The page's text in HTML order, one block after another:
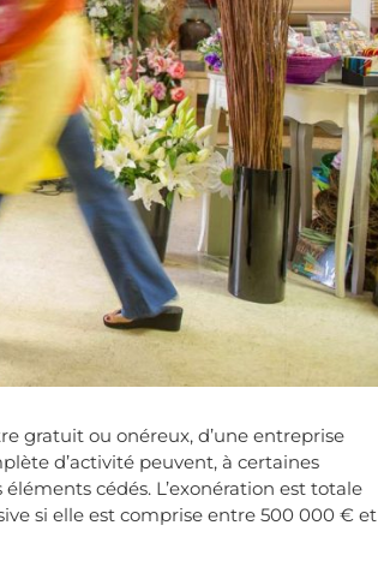
gratuit ou onéreux, d’une entreprise
d’activité peuvent, à certaines
cédés. L’exonération est totale
si elle est comprise entre 500 000 € et